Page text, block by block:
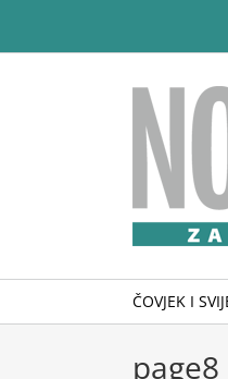
content
ČOVJEK I
page8